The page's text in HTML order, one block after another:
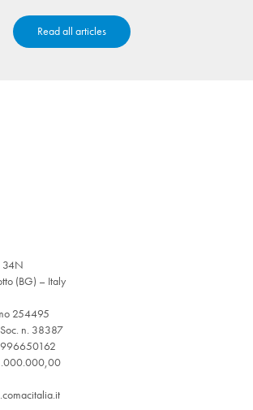
Read all articles
34N
(BG) – Italy
254495
Soc. n. 38387